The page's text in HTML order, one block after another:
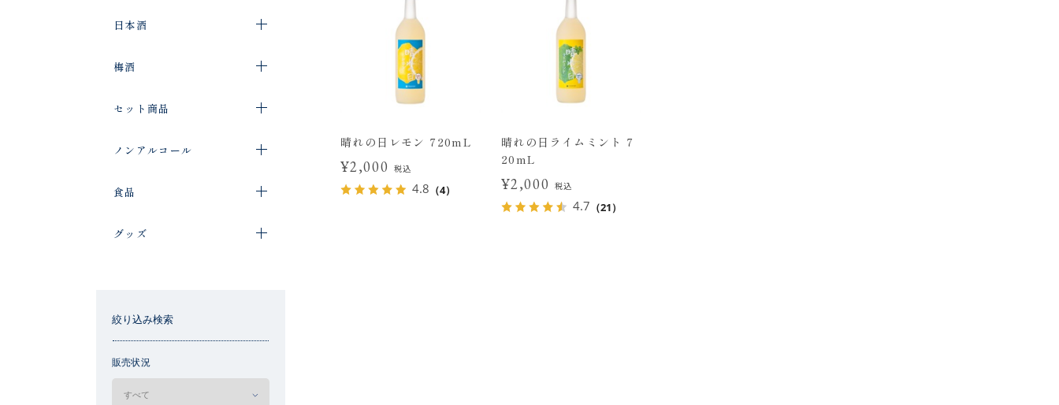
日本酒
梅酒
セット商品
ノンアルコール
食品
グッズ
絞り込み検索
販売状況
晴れの日レモン 720mL
¥2,000 税込
4.8 （4）
晴れの日ライムミント 7
20mL
¥2,000 税込
4.7 （21）